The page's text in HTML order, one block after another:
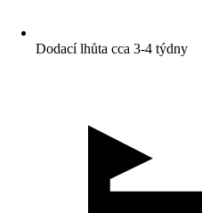
Dodací lhůta cca 3-4 týdny